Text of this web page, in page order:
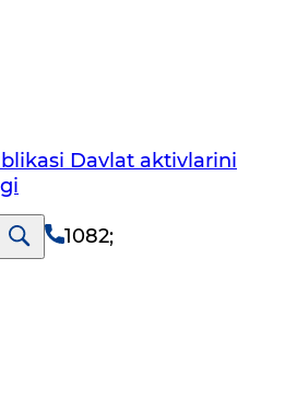
Davlat aktivlarini
1082;